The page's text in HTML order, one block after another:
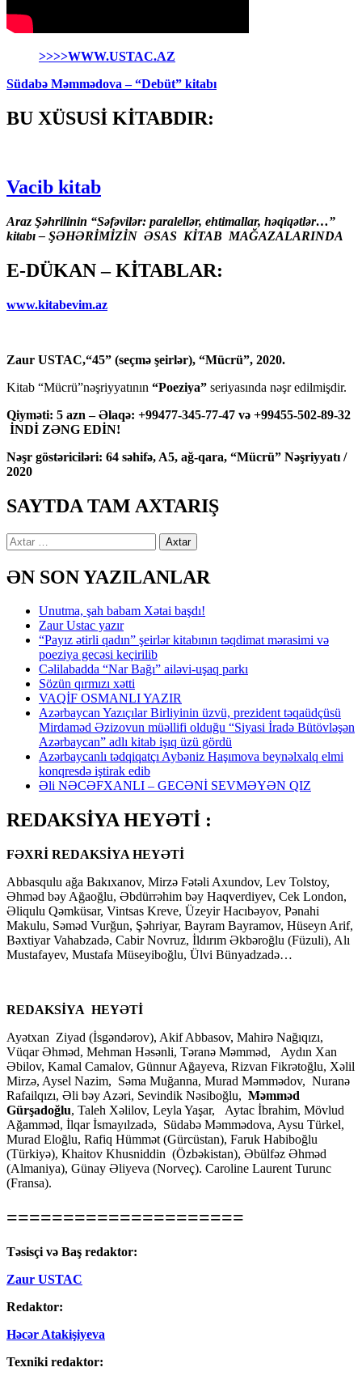
>>>>WWW.USTAC.AZ
Südabə Məmmədova – “Debüt” kitabı
BU XÜSUSİ KİTABDIR:
Vacib kitab
Araz Şəhrilinin “Səfəvilər: paralellər, ehtimallar, həqiqətlər…”
kitabı – ŞƏHƏRİMİZİN ƏSAS KİTAB MAĞAZALARINDA
E-DÜKAN – KİTABLAR:
www.kitabevim.az
Zaur USTAC,“45” (seçmə şeirlər), “Mücrü”, 2020.
Kitab “Mücrü”nəşriyyatının “Poeziya” seriyasında nəşr edilmişdir.
Qiyməti: 5 azn – Əlaqə: +99477-345-77-47 və +99455-502-89-32
İNDİ ZƏNG EDİN!
Nəşr göstəriciləri: 64 səhifə, A5, ağ-qara, “Mücrü” Nəşriyyatı /
2020
SAYTDA TAM AXTARIŞ
Axtarış:
ƏN SON YAZILANLAR
Unutma, şah babam Xətai başdı!
Zaur Ustac yazır
“Payız ətirli qadın” şeirlər kitabının təqdimat mərasimi və
poeziya gecəsi keçirilib
Cəlilabadda “Nar Bağı” ailəvi-uşaq parkı
Sözün qırmızı xətti
VAQİF OSMANLI YAZIR
Azərbaycan Yazıçılar Birliyinin üzvü, prezident təqaüdçüsü
Mirdaməd Əzizovun müəllifi olduğu “Siyasi İradə Bütövləşən
Azərbaycan” adlı kitab işıq üzü gördü
Azərbaycanlı tədqiqatçı Aybəniz Haşımova beynəlxalq elmi
konqresdə iştirak edib
Əli NƏCƏFXANLI – GECƏNİ SEVMƏYƏN QIZ
REDAKSİYA HEYƏTİ :
FƏXRİ REDAKSİYA HEYƏTİ
Abbasqulu ağa Bakıxanov, Mirzə Fətəli Axundov, Lev Tolstoy,
Əhməd bəy Ağaoğlu, Əbdürrəhim bəy Haqverdiyev, Cek London,
Əliqulu Qəmküsar, Vintsas Kreve, Üzeyir Hacıbəyov, Pənahi
Makulu, Səməd Vurğun, Şəhriyar, Bayram Bayramov, Hüseyn Arif,
Bəxtiyar Vahabzadə, Cabir Novruz, İldırım Əkbəroğlu (Füzuli), Alı
Mustafayev, Mustafa Müseyiboğlu, Ülvi Bünyadzadə…
REDAKSİYA HEYƏTİ
Ayətxan Ziyad (İsgəndərov), Akif Abbasov, Mahirə Nağıqızı,
Vüqar Əhməd, Mehman Həsənli, Təranə Məmməd, Aydın Xan
Əbilov, Kamal Camalov, Günnur Ağayeva, Rizvan Fikrətoğlu, Xəlil
Mirzə, Aysel Nazim, Səma Muğanna, Murad Məmmədov, Nuranə
Rafailqızı, Əli bəy Azəri, Sevindik Nəsiboğlu, Məmməd
Gürşadoğlu, Taleh Xəlilov, Leyla Yaşar, Aytac İbrahim, Mövlud
Ağamməd, İlqar İsmayılzadə, Südabə Məmmədova, Aysu Türkel,
Murad Eloğlu, Rafiq Hümmət (Gürcüstan), Faruk Habiboğlu
(Türkiyə), Khaitov Khusniddin (Özbəkistan), Əbülfəz Əhməd
(Almaniya), Günay Əliyeva (Norveç). Caroline Laurent Turunc
(Fransa).
=====================
Təsisçi və Baş redaktor:
Zaur USTAC
Redaktor:
Həcər Atakişiyeva
Texniki redaktor: